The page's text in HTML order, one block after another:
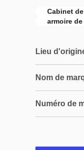
Cabinet
armoire
Lieu
Nom de
Numéro de